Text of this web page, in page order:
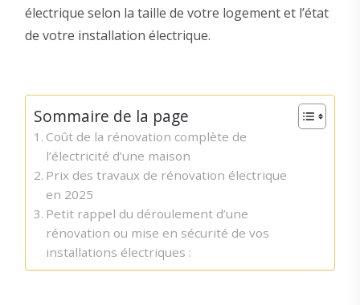
électrique selon la taille de votre logement et l’état
de votre installation électrique.
Sommaire de la page
Coût de la rénovation complète de
l’électricité d’une maison
Prix des travaux de rénovation électrique
en 2025
Petit rappel du déroulement d’une
rénovation ou mise en sécurité de vos
installations électriques :